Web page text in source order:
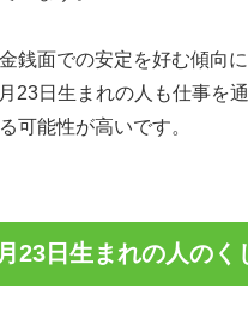
銭面での安定を好む傾向
23日生まれの人も仕事を
可能性が高いです。
23日生まれの人のく